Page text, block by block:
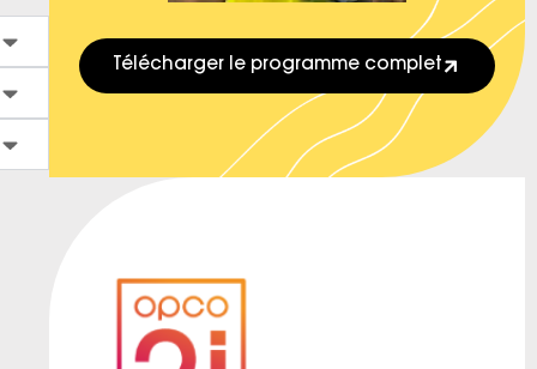
Télécharger le programme complet